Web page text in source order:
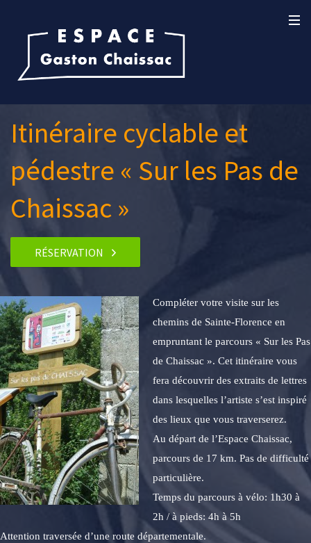
Itinéraire cyclable et
pédestre « Sur les Pas de
Chaissac »
RÉSERVATION
Compléter votre visite sur les
chemins de Sainte-Florence en
empruntant le parcours « Sur les Pas
de Chaissac ». Cet itinéraire vous
fera découvrir des extraits de lettres
dans lesquelles l’artiste s’est inspiré
des lieux que vous traverserez.
Au départ de l’Espace Chaissac,
parcours de 17 km. Pas de difficulté
particulière.
Temps du parcours à vélo: 1h30 à
2h / à pieds: 4h à 5h
Attention traversée d’une route départementale.